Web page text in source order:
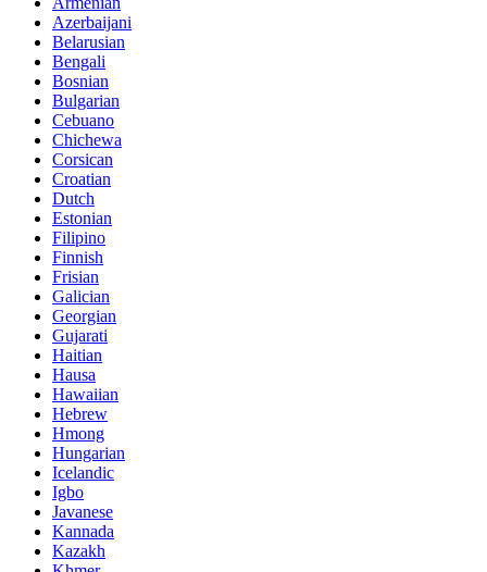
Azerbaijani
Belarusian
Bengali
Bosnian
Bulgarian
Cebuano
Chichewa
Corsican
Croatian
Dutch
Estonian
Filipino
Finnish
Frisian
Galician
Georgian
Gujarati
Haitian
Hausa
Hawaiian
Hebrew
Hmong
Hungarian
Icelandic
Igbo
Javanese
Kannada
Kazakh